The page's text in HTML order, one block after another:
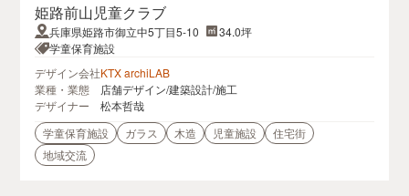
姫路前山児童クラブ
兵庫県姫路市御立中5丁目5-10
34.0坪
学童保育施設
デザイン会社KTX archiLAB
業種・業態
店舗デザイン/建築設計/施工
デザイナー
松本哲哉
学童保育施設
ガラス 木造 児童施設
住宅街
地域交流